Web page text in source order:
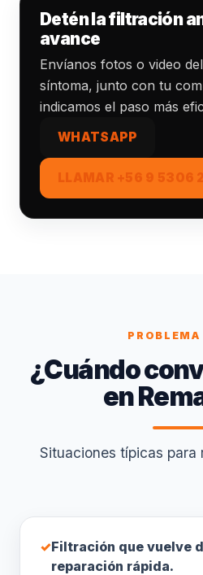
Detén la filtración
avance
Envíanos fotos o video
síntoma, junto con tu
indicamos el paso más
WHATSAPP
LLAMAR +56 9 5306
PROBLEMA
¿Cuándo
en
Situaciones típicas para
✓Filtración que vuelve
reparación rápida.